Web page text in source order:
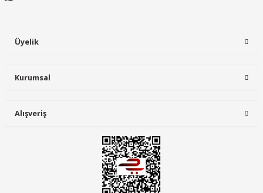
Üyelik
Kurumsal
Alışveriş